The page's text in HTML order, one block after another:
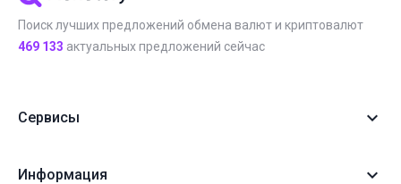
Поиск лучших предложений обмена валют и криптовалют
469 133 актуальных предложений сейчас
Сервисы
Информация